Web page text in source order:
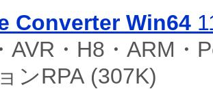
Converter Win64
AVR・H8・ARM・
ンRPA (307K)